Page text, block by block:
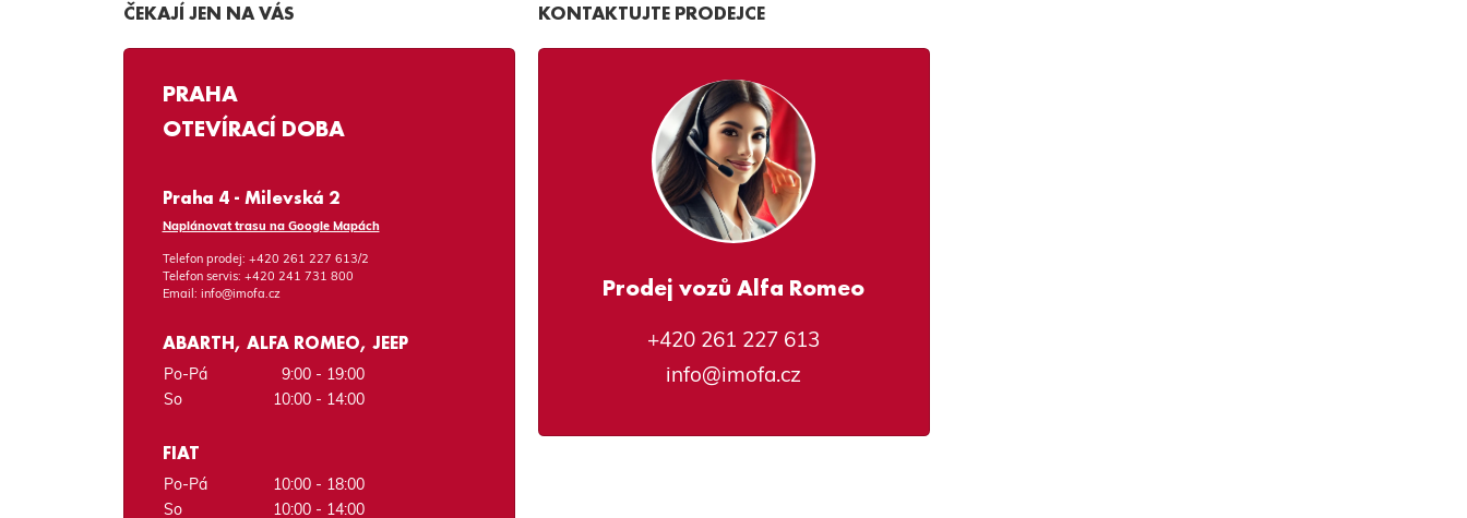
ČEKAJÍ JEN NA VÁS
PRAHA
OTEVÍRACÍ DOBA
Praha 4 - Milevská 2
Naplánovat trasu na Google Mapách
Telefon prodej: +420 261 227 613/2
Telefon servis: +420 241 731 800
Email: info@imofa.cz
ABARTH, ALFA ROMEO, JEEP
Po-Pá
9:00 - 19:00
So
10:00 - 14:00
FIAT
Po-Pá
10:00 - 18:00
So
10:00 - 14:00
KONTAKTUJTE PRODEJCE
Prodej vozů Alfa Romeo
+420 261 227 613
info@imofa.cz